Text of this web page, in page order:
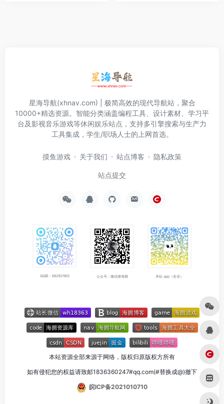
星海导航(xhnav.com) | 极简高效的现代导航站，聚合
10000+精选资源。智能分类涵盖编程工具、设计素材、学习平
台及影视音乐游戏等休闲娱乐站点，支持多引擎搜索与生产力
工具集成，学生/职场人士的上网首选。
摸鱼游戏 关于我们 站点博客 隐私政策
站点提交
QQ群：682921902 公众号：微信搜海拥 本站 app（安卓）
本站资源全部来源于网络，版权归原版权方所有
如有侵犯您的权益请致邮1836360247#qq.com(#替换成@)撤下
皖ICP备2021010710